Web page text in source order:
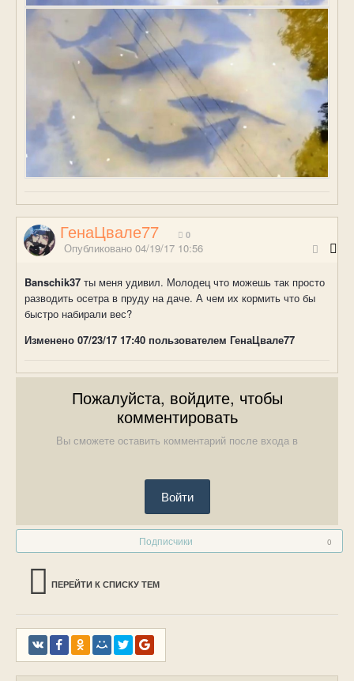
ГенаЦвале77 0
Опубликовано 04/19/17 10:56
Banschik37 ты меня удивил. Молодец что можешь так просто
разводить осетра в пруду на даче. А чем их кормить что бы
быстро набирали вес?
Изменено 07/23/17 17:40 пользователем ГенаЦвале77
Пожалуйста, войдите, чтобы
комментировать
Вы сможете оставить комментарий после входа в
Войти
Подписчики 0
ПЕРЕЙТИ К СПИСКУ ТЕМ